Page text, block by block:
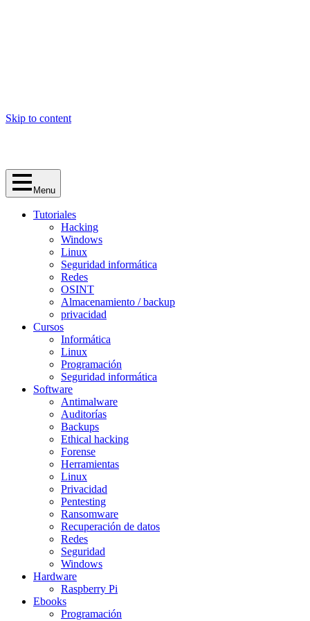
Skip to content
Menu
Tutoriales
Hacking
Windows
Linux
Seguridad informática
Redes
OSINT
Almacenamiento / backup
privacidad
Cursos
Informática
Linux
Programación
Seguridad informática
Software
Antimalware
Auditorías
Backups
Ethical hacking
Forense
Herramientas
Linux
Privacidad
Pentesting
Ransomware
Recuperación de datos
Redes
Seguridad
Windows
Hardware
Raspberry Pi
Ebooks
Programación